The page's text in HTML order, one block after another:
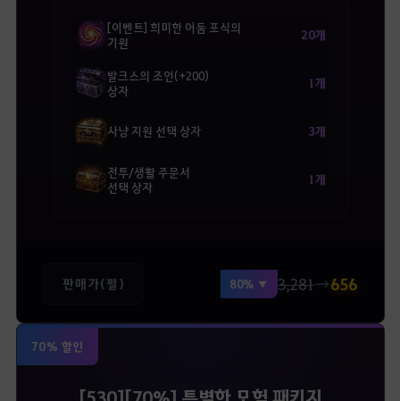
[이벤트] 희미한 어둠 포식의
기원
20개
발크스의 조언(+200)
상자
1개
사냥 지원 선택 상자 3개
전투/생활 주문서
선택 상자
1개
판매가(펄) 80% ▼ 3,281→656
70% 할인